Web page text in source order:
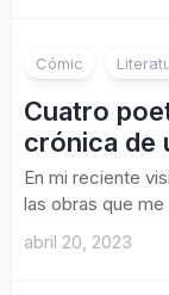
Cómic
Cuatro
crónica de
En mi reciente
las obras que
abril 20, 2023